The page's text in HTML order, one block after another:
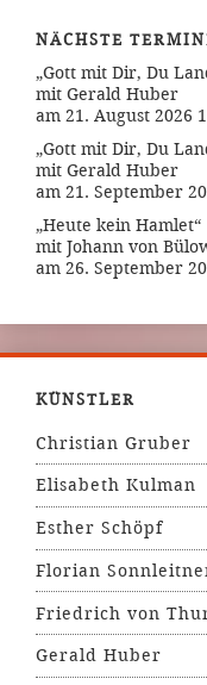
NÄCHSTE
„Gott mit Dir, Du
mit Gerald Huber
am 21. August 2026
„Gott mit Dir, Du
mit Gerald Huber
am 21. September
„Heute kein Hamlet“
mit Johann von
am 26. September
KÜNSTLER
Christian Gruber
Elisabeth Kulman
Esther Schöpf
Florian
Friedrich von
Gerald Huber